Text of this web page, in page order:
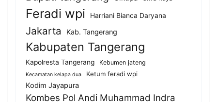
Feradi wpi Harriani Bianca Daryana
Jakarta Kab. Tangerang
Kabupaten Tangerang
Kapolresta Tangerang Kebumen jateng
Kecamatan kelapa dua Ketum feradi wpi
Kodim Jayapura
Kombes Pol Andi Muhammad Indra